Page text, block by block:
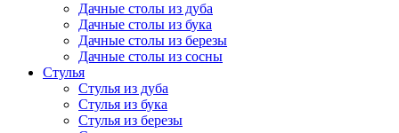
Дачные столы из дуба
Дачные столы из бука
Дачные столы из березы
Дачные столы из сосны
Стулья
Стулья из дуба
Стулья из бука
Стулья из березы